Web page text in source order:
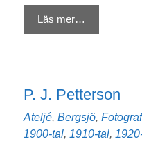
Läs mer…
P. J. Petterson
Kategorier
Ateljé, Bergsjö, Fotograf
1900-tal, 1910-tal,